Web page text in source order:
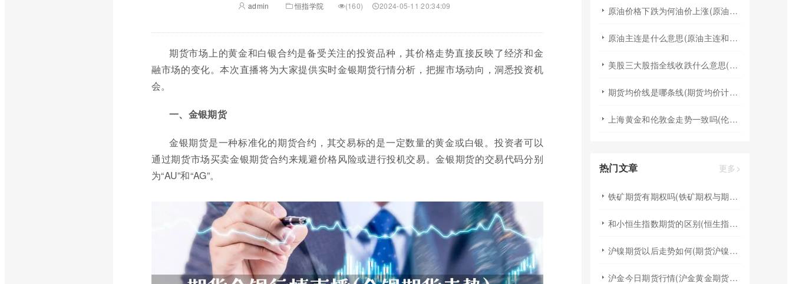
admin 恒指学院 (160) 2024-05-11 20:34:09
期货市场上的黄金和白银合约是备受关注的投资品种，其价格走势直接反映了经济和金
融市场的变化。本次直播将为大家提供实时金银期货行情分析，把握市场动向，洞悉投资机
会。
一、金银期货
金银期货是一种标准化的期货合约，其交易标的是一定数量的黄金或白银。投资者可以
通过期货市场买卖金银期货合约来规避价格风险或进行投机交易。金银期货的交易代码分别
为“AU”和“AG”。
原油价格下跌为何油价上涨(原油价格下降成品油为啥一直涨)
原油主连是什么意思(原油主连和原油指数区别)
美股三大股指全线收跌什么意思(美股三大股指全线大跌的原因)
期货均价线是哪条线(期货均价计算公式)
上海黄金和伦敦金走势一致吗(伦敦金和黄金的区别)
热门文章 更多>
铁矿期货有期权吗(铁矿期权与期货)
和小恒生指数期货的区别(恒生指数中小型股)
沪镍期货以后走势如何(期货沪镍后期走势如何)
沪金今日期货行情(沪金黄金期货走势)